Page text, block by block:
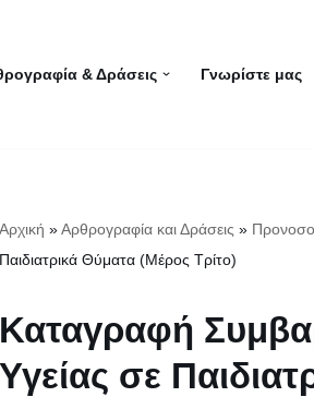
& Δράσεις Γνωρίστε μας
Αρχική »Αρθρογραφία και Δράσεις »
Παιδιατρικά Θύματα (Μέρος Τρίτο)
Καταγραφή
Υγείας σε